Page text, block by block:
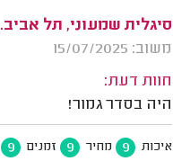
סיגלית שמעוני, תל אביב.
משוב: 15/07/2025
חוות דעת:
היה בסדר גמור!
איכות 9 מחיר 9 זמנים 9